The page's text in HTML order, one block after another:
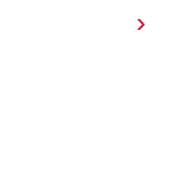
›